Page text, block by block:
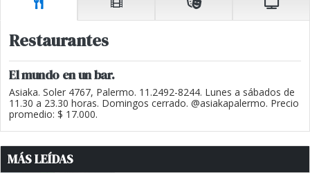
Restaurantes
El mundo en un bar.
Asiaka. Soler 4767, Palermo. 11.2492-8244. Lunes a sábados de
11.30 a 23.30 horas. Domingos cerrado. @asiakapalermo. Precio
promedio: $ 17.000.
MÁS LEÍDAS